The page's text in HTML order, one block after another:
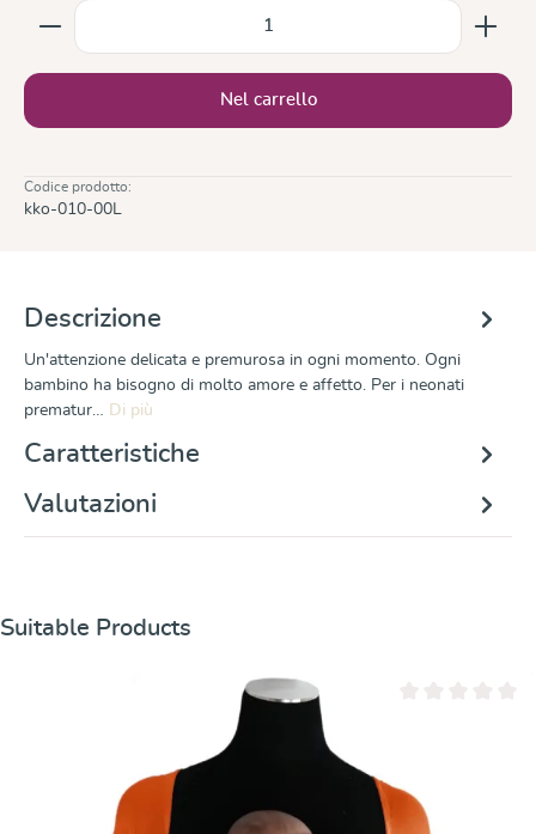
Quantità del prodotto: inserisci la quantità
Nel carrello
Codice prodotto:
kko-010-00L
Descrizione
Un'attenzione delicata e premurosa in ogni momento. Ogni
bambino ha bisogno di molto amore e affetto. Per i neonati
prematur… Di più
Caratteristiche
Valutazioni
Salta la galleria dei prodotti
Suitable Products